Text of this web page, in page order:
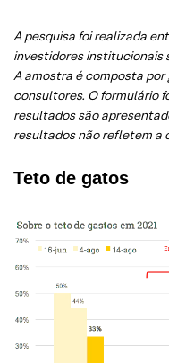
A pesquisa foi realizada
investidores institucionais
A amostra é composta
consultores. O formulário
resultados são
resultados não refletem a
Teto de gatos